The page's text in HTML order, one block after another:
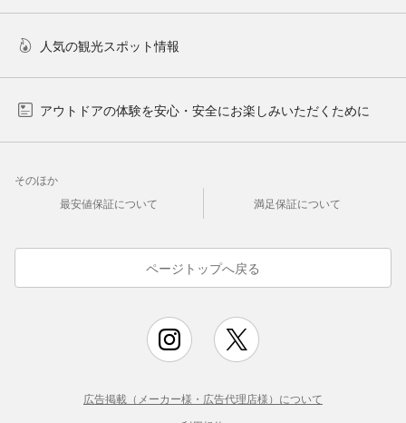
人気の観光スポット情報
アウトドアの体験を安心・安全にお楽しみいただくために
そのほか
最安値保証について
満足保証について
ページトップへ戻る
広告掲載（メーカー様・広告代理店様）について